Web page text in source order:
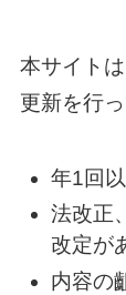
本サイト
更新を行っ
年1回
法改正
改定が
内容の